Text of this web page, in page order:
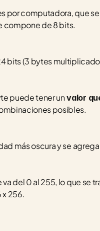
por computadora, que
compone de 8 bits.
bits (3 bytes
puede tener un valor
posibles.
más oscura y se
del 0 al 255, lo que se
256.